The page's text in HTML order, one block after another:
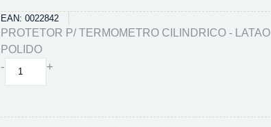
EAN: 0022842
PROTETOR P/ TERMOMETRO CILINDRICO - LATAO
POLIDO
-
PROTETOR
P/
CILINDRICO
+